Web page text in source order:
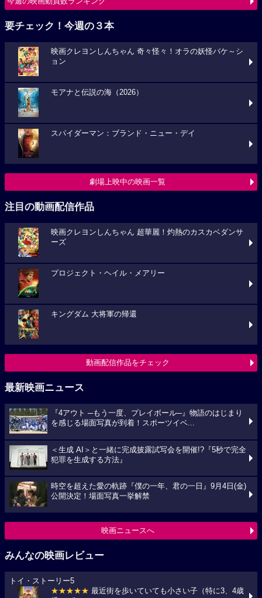
要チェック！今週の３本
映画クレヨンしんちゃん 奇々怪々！オラの妖怪バケ～シ
ョン
モアナと伝説の海（2026）
スパイダーマン：ブランド・ニュー・デイ
劇場上映中の映画一覧
注目の動画配信作品
映画クレヨンしんちゃん 超華麗！灼熱のカスカベダンサ
ーズ
プロジェクト・ヘイル・メアリー
キングダム 大将軍の帰還
動画配信作品をチェック
最新映画ニュース
『4アウト ─もう一度、プレイボール─』物語のはじまり
を感じる場面写真が到着！スポーツイベ...
＜生成 AI＞と一緒に完成披露試写会を開催!?『5秒で完全
犯罪を生成する方法』
時空を超えた愛の軌跡『僕の一年、君の一日』9月4日(金)
公開決定！場面写真一挙解禁
映画ニュースへ
みんなの映画レビュー
トイ・ストーリー5
★★★★★ 最近街を歩いていても小さい子（特に3、4歳